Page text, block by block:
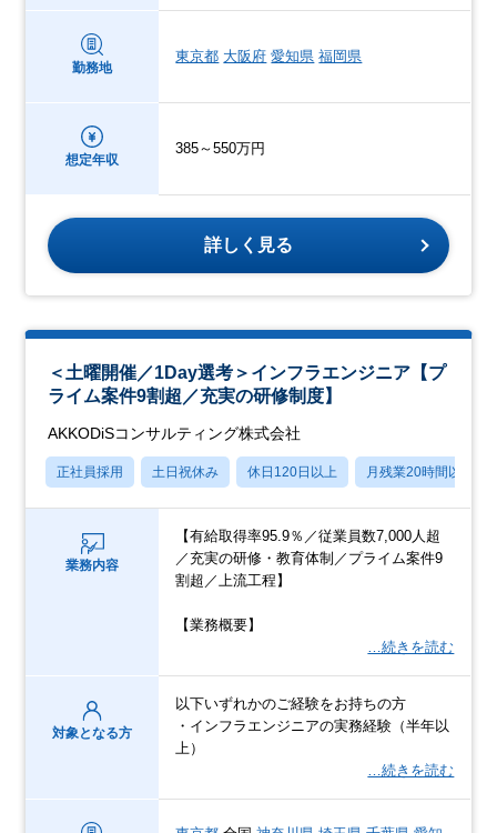
勤務地
東京都 大阪府 愛知県 福岡県
想定年収
385～550万円
詳しく見る
＜土曜開催／1Day選考＞インフラエンジニア【プ
ライム案件9割超／充実の研修制度】
AKKODiSコンサルティング株式会社
正社員採用 土日祝休み 休日120日以上 月残業20時間以内
業務内容
【有給取得率95.9％／従業員数7,000人超
／充実の研修・教育体制／プライム案件9
割超／上流工程】
【業務概要】
…続きを読む
対象となる方
以下いずれかのご経験をお持ちの方
・インフラエンジニアの実務経験（半年以
上）
…続きを読む